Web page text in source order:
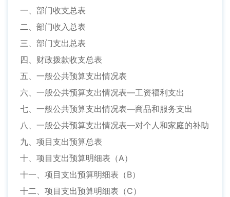
一、部门收支总表
二、部门收入总表
三、部门支出总表
四、财政拨款收支总表
五、一般公共预算支出情况表
六、一般公共预算支出情况表—工资福利支出
七、一般公共预算支出情况表—商品和服务支出
八、一般公共预算支出情况表—对个人和家庭的补助
九、项目支出预算总表
十、项目支出预算明细表（A）
十一、项目支出预算明细表（B）
十二、项目支出预算明细表（C）